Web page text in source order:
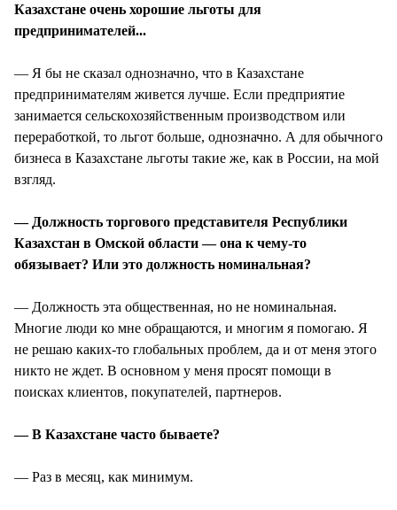
Казахстане очень хорошие льготы для
предпринимателей...
— Я бы не сказал однозначно, что в Казахстане
предпринимателям живется лучше. Если предприятие
занимается сельскохозяйственным производством или
переработкой, то льгот больше, однозначно. А для обычного
бизнеса в Казахстане льготы такие же, как в России, на мой
взгляд.
— Должность торгового представителя Республики
Казахстан в Омской области — она к чему-то
обязывает? Или это должность номинальная?
— Должность эта общественная, но не номинальная.
Многие люди ко мне обращаются, и многим я помогаю. Я
не решаю каких-то глобальных проблем, да и от меня этого
никто не ждет. В основном у меня просят помощи в
поисках клиентов, покупателей, партнеров.
— В Казахстане часто бываете?
— Раз в месяц, как минимум.